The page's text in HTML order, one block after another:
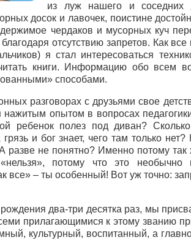
из луж нашего и соседних
досок и лавочек, поистине
чердаков и мусорных куч
отсутствию запретов. Как
я стал интересоваться
книги. Информацию обо всем
способами.
разговорах с друзьями свое
опытом в вопросах
ребенок полез под диван?
и бог знает, чего там только
разве не понятно? Именно потому так
«нельзя», потому что это
все» – ты особенный! Вот уж точно:
два-три десятка раз, мы
прилагающимися к этому званию
культурный, воспитанный, а